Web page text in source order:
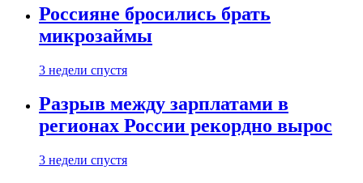
Россияне бросились брать
микрозаймы
3 недели спустя
Разрыв между зарплатами в
регионах России рекордно вырос
3 недели спустя